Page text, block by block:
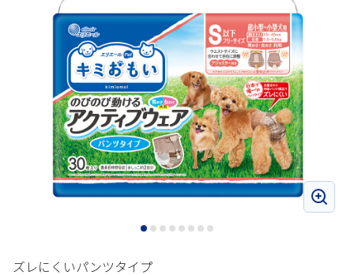
ズレにくいパンツタイプ